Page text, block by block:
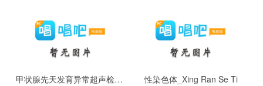
甲状腺先天发育异常超声检查_Jia Zhuang Xian Xian Tian Fa Yu Yi Chang Chao Sheng Jian Cha 性染色体_Xing Ran Se Ti